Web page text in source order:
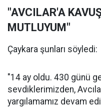
"AVCILAR'A
MUTLUYUM"
Çaykara şunları söyledi:
"14 ay oldu. 430 günü
sevdiklerimizden,
yargılamamız devam